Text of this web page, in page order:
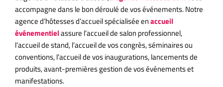
accompagne dans le bon déroulé de vos événements. Notre
agence d’hôtesses d’accueil spécialisée enaccueil
événementielassure l’accueil de salon professionnel,
l’accueil de stand, l’accueil de vos congrès, séminaires ou
conventions, l’accueil de vos inaugurations, lancements de
produits, avant-premières gestion de vos événements et
manifestations.